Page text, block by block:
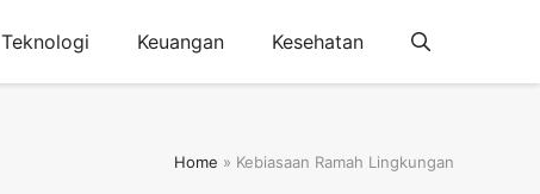
Teknologi Keuangan Kesehatan
Home » Kebiasaan Ramah Lingkungan